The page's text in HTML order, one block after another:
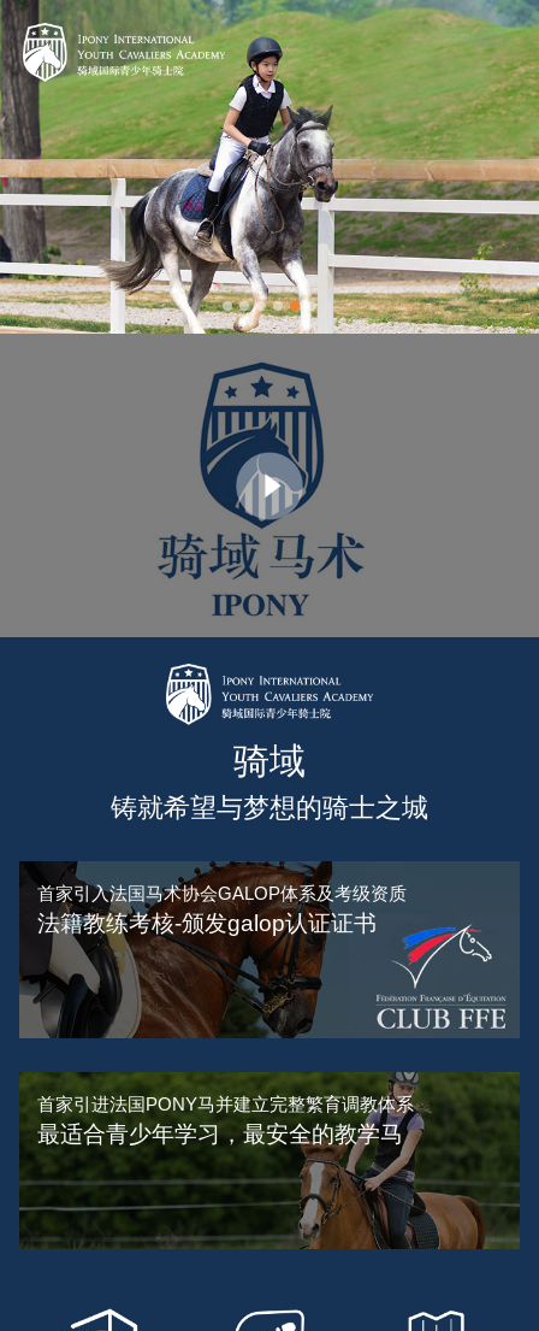
骑域
铸就希望与梦想的骑士之城
首家引入法国马术协会GALOP体系及考级资质
法籍教练考核-颁发galop认证证书
首家引进法国PONY马并建立完整繁育调教体系
最适合青少年学习，最安全的教学马